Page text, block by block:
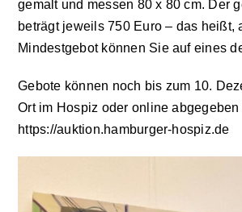
Impressum
gemalt und messen 80 x 80 cm. Der
beträgt jeweils 750 Euro – das heißt,
Mindestgebot können Sie auf eines
Gebote können noch bis zum 10.
Ort im Hospiz oder online abgegeben
https://auktion.hamburger-hospiz.de